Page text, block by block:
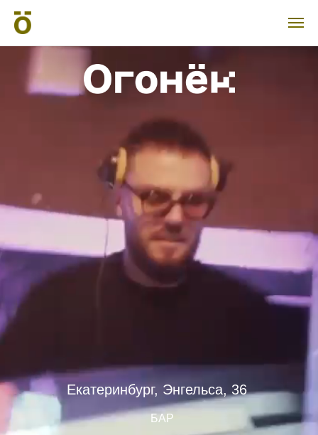
БАР
Екатеринбург, Энгельса, 36